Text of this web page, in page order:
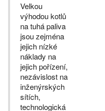
Velkou
výhodou kotlů
na tuhá paliva
jsou zejména
jejich nízké
náklady na
jejich pořízení,
nezávislost na
inženýrských
sítích,
technologická